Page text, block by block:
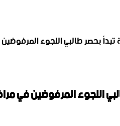
تبدأ بحصر طالبي اللجوء
اللجوء المرفوضين في